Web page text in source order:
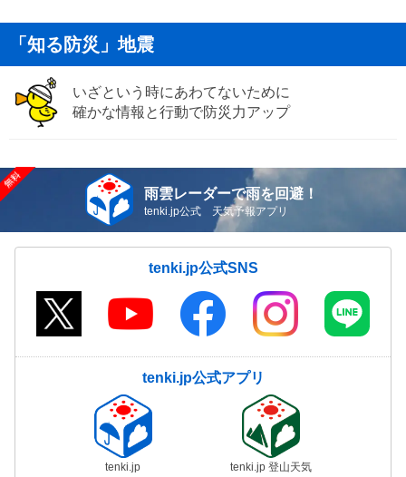
「知る防災」地震
いざという時にあわてないために
確かな情報と行動で防災力アップ
雨雲レーダーで雨を回避！
tenki.jp公式 天気予報アプリ
tenki.jp公式SNS
tenki.jp公式アプリ
tenki.jp tenki.jp 登山天気